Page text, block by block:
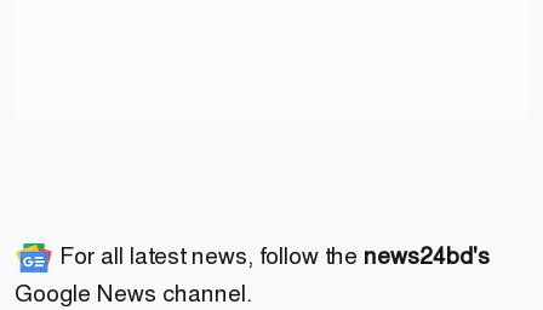
For all latest news, follow the news24bd's
Google News channel.